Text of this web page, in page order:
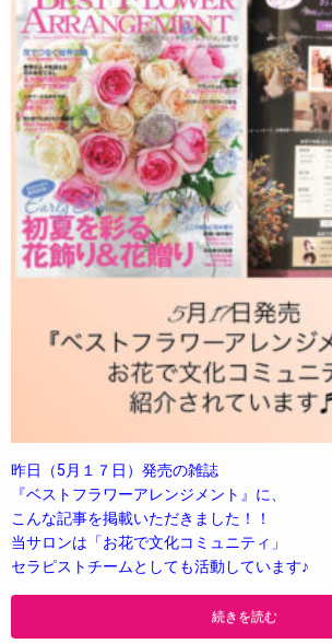
昨日（5月１７日）発売の雑誌
『ベストフラワーアレンジメント』に、
こんな記事を掲載いただきました！！
当サロンは「お花で文化コミュニティ」
セラピストチームとしても活動しています♪
続きを読む